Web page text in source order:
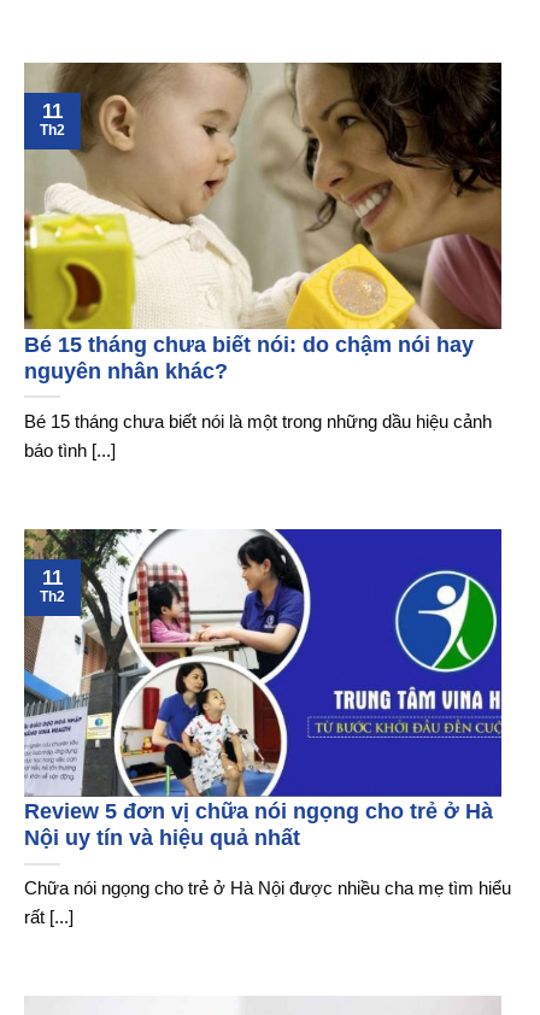
Bé 15 tháng chưa biết nói: do chậm nói hay
nguyên nhân khác?
Bé 15 tháng chưa biết nói là một trong những dầu hiệu cảnh
báo tình [...]
11
Th2
Review 5 đơn vị chữa nói ngọng cho trẻ ở Hà
Nội uy tín và hiệu quả nhất
Chữa nói ngọng cho trẻ ở Hà Nội được nhiều cha mẹ tìm hiểu
rất [...]
11
Th2